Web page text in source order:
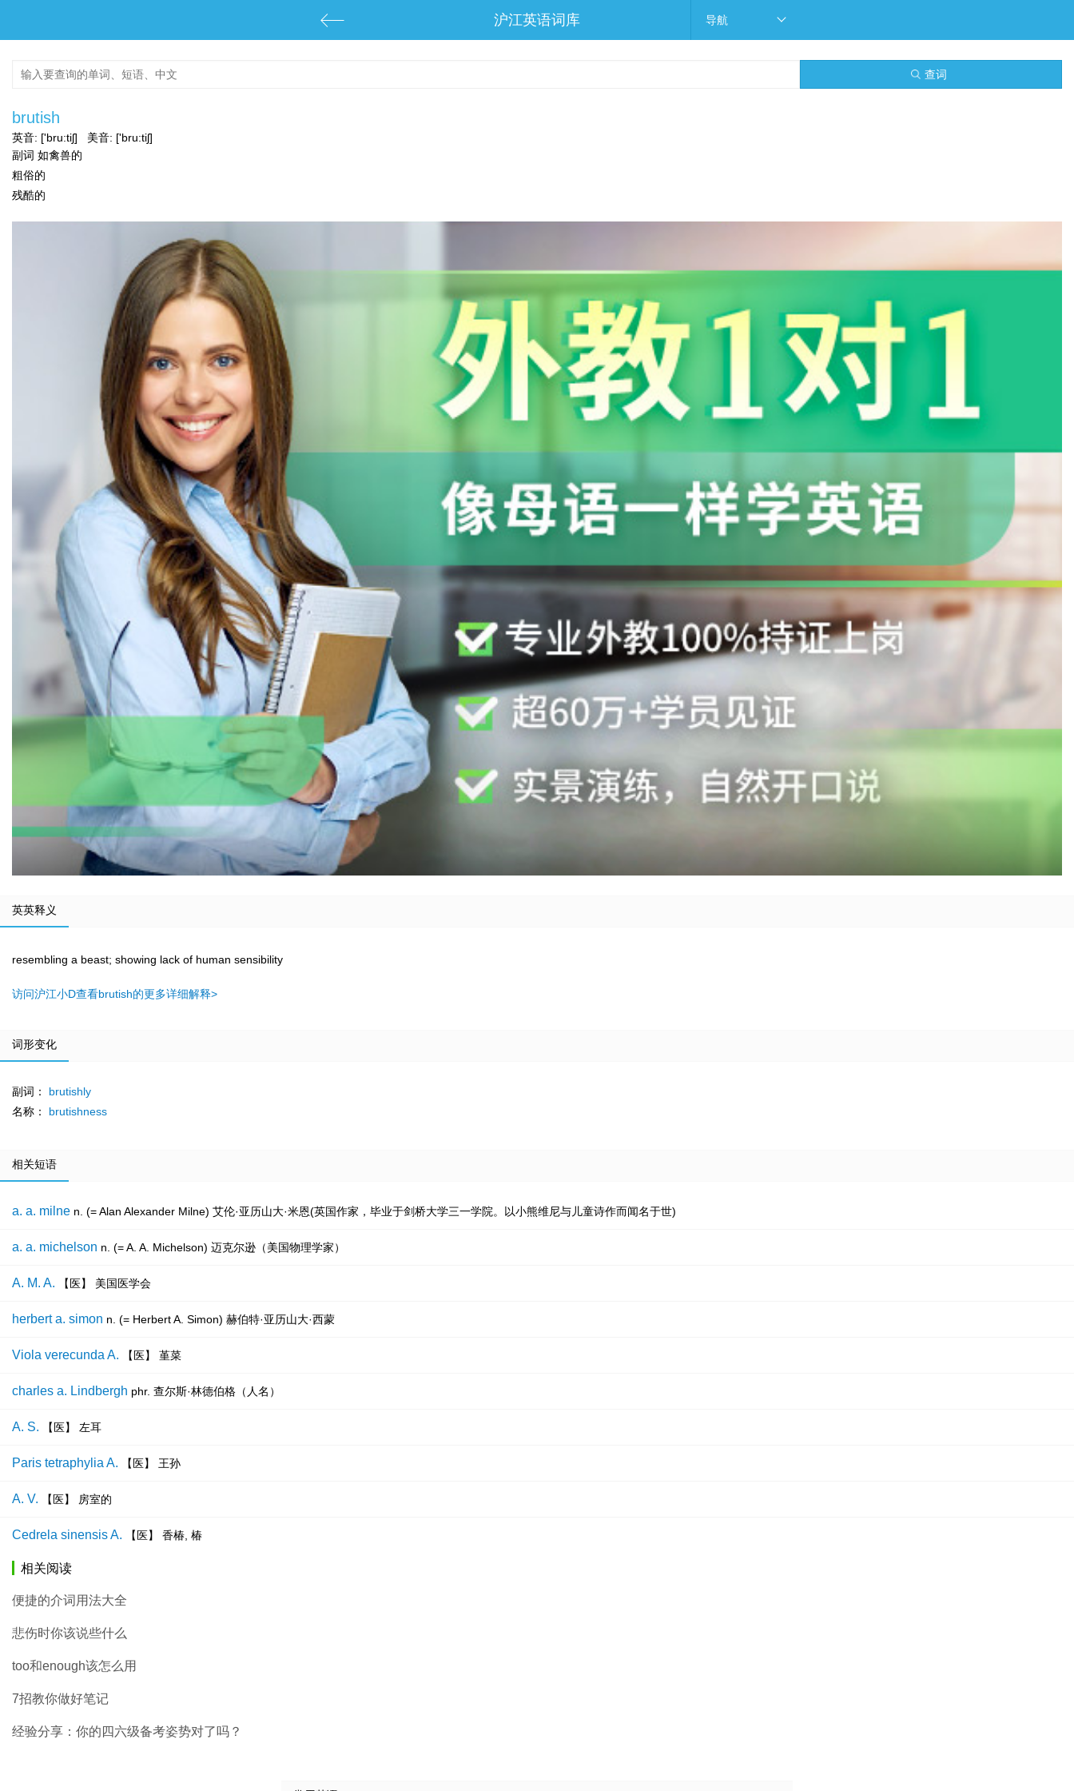
沪江英语词库 导航
查词
brutish
英音: ['bru:tiʃ] 美音: ['bru:tiʃ]
副词 如禽兽的
粗俗的
残酷的
英英释义
resembling a beast; showing lack of human sensibility
访问沪江小D查看brutish的更多详细解释>
词形变化
副词：
brutishly
名称：
brutishness
相关短语
a. a. milne n. (= Alan Alexander Milne) 艾伦·亚历山大·米恩(英国作家，毕业于剑桥大学三一学院。以小熊维尼与儿童诗作而闻名于世)
a. a. michelson n. (= A. A. Michelson) 迈克尔逊（美国物理学家）
A. M. A. 【医】 美国医学会
herbert a. simon n. (= Herbert A. Simon) 赫伯特·亚历山大·西蒙
Viola verecunda A. 【医】 堇菜
charles a. Lindbergh phr. 查尔斯·林德伯格（人名）
A. S. 【医】 左耳
Paris tetraphylia A. 【医】 王孙
A. V. 【医】 房室的
Cedrela sinensis A. 【医】 香椿, 椿
相关阅读
便捷的介词用法大全
悲伤时你该说些什么
too和enough该怎么用
7招教你做好笔记
经验分享：你的四六级备考姿势对了吗？